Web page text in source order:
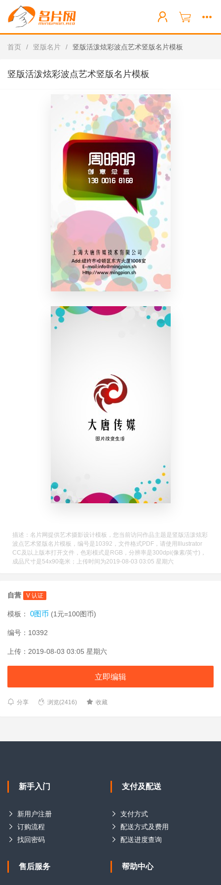
首页 / 竖版名片 / 竖版活泼炫彩波点艺术竖版名片模板
竖版活泼炫彩波点艺术竖版名片模板
描述：名片网提供艺术摄影设计模板，您当前访问作品主题是竖版活泼炫彩
波点艺术竖版名片模板，编号是10392，文件格式PDF，请使用Illustrator
CC及以上版本打开文件，色彩模式是RGB，分辨率是300dpi(像素/英寸)，
成品尺寸是54x90毫米；上传时间为2019-08-03 03:05 星期六
自营 V 认证
模板： 0图币 (1元=100图币)
编号：10392
上传：2019-08-03 03:05 星期六
立即编辑
分享 浏览(2416) 收藏
新手入门
新用户注册
订购流程
找回密码
支付及配送
支付方式
配送方式及费用
配送进度查询
售后服务 帮助中心